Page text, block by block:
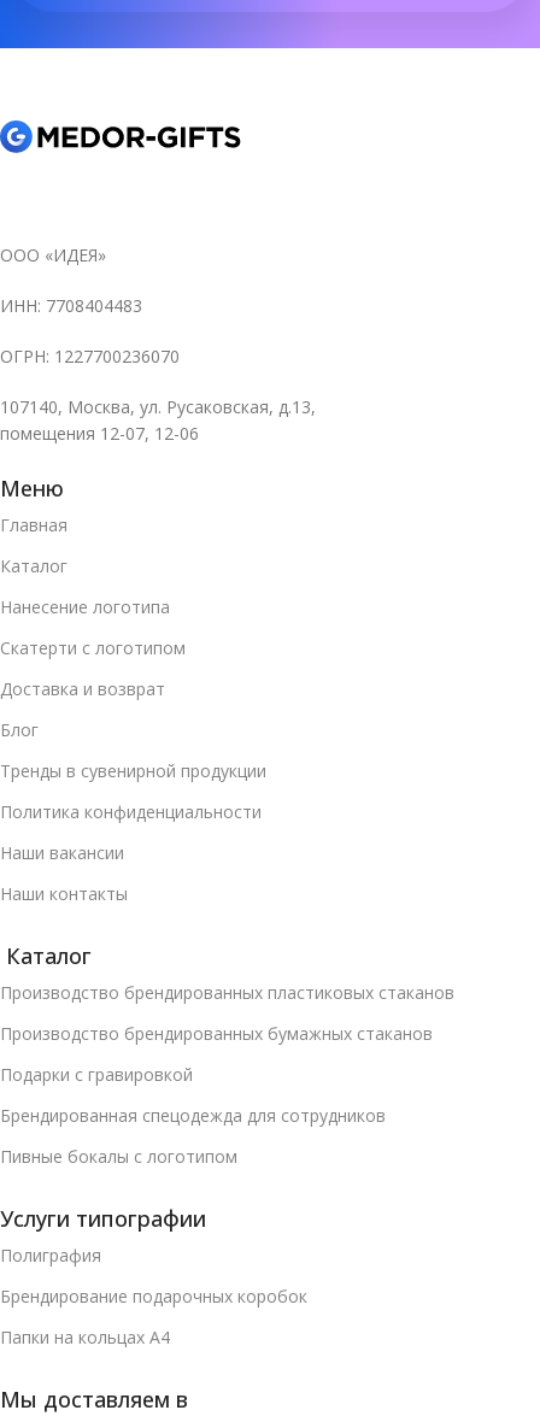
ООО «ИДЕЯ»
ИНН: 7708404483
ОГРН: 1227700236070
107140, Москва, ул. Русаковская, д.13,
помещения 12-07, 12-06
Меню
Главная
Каталог
Нанесение логотипа
Скатерти с логотипом
Доставка и возврат
Блог
Тренды в сувенирной продукции
Политика конфиденциальности
Наши вакансии
Наши контакты
Каталог
Производство брендированных пластиковых стаканов
Производство брендированных бумажных стаканов
Подарки с гравировкой
Брендированная спецодежда для сотрудников
Пивные бокалы с логотипом
Услуги типографии
Полиграфия
Брендирование подарочных коробок
Папки на кольцах А4
Мы доставляем в